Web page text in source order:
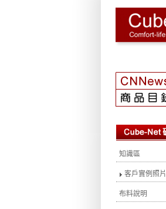
知識區
客戶實例照片
布料說明